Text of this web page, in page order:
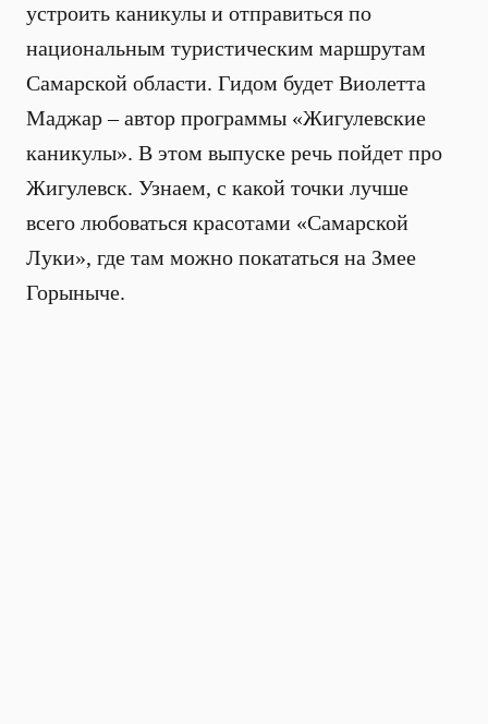
устроить каникулы и отправиться по
национальным туристическим маршрутам
Самарской области. Гидом будет Виолетта
Маджар – автор программы «Жигулевские
каникулы». В этом выпуске речь пойдет про
Жигулевск. Узнаем, с какой точки лучше
всего любоваться красотами «Самарской
Луки», где там можно покататься на Змее
Горыныче.